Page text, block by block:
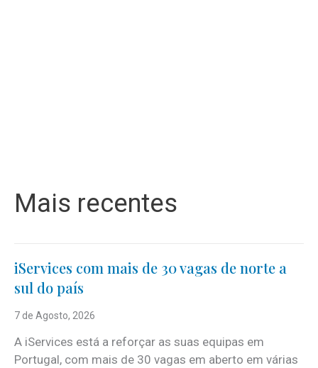
Mais recentes
iServices com mais de 30 vagas de norte a
sul do país
7 de Agosto, 2026
A iServices está a reforçar as suas equipas em
Portugal, com mais de 30 vagas em aberto em várias